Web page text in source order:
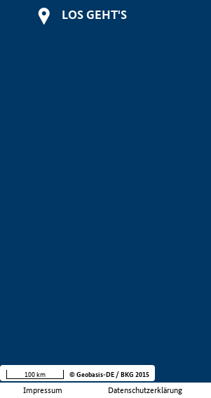
LOS GEHT'S
Impressum Datenschutzerklärung
100 km © Geobasis-DE / BKG 2015